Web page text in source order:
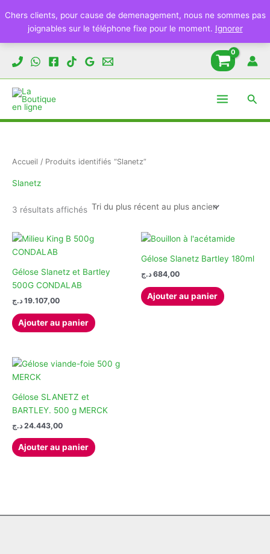
Chers clients, pour cause de demenagement, nous ne sommes pas
joignables sur le téléphone fixe pour le moment. Ignorer
Accueil / Produits identifiés “Slanetz”
Slanetz
3 résultats affichésTrié
au
Gélose Slanetz et Bartley
500G CONDALAB
19.107,00 د.ج
Ajouter au panier
Gélose Slanetz Bartley 180ml
684,00 د.ج
Ajouter au panier
Gélose SLANETZ et
BARTLEY. 500 g MERCK
24.443,00 د.ج
Ajouter au panier